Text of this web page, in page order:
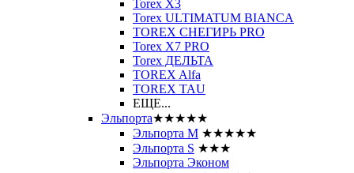
Torex Х3
Torex ULTIMATUM BIANCA
TOREX СНЕГИРЬ PRO
Torex X7 PRO
Torex ДЕЛЬТА
TOREX Alfa
TOREX TAU
ЕЩЕ...
Эльпорта★★★★★
Эльпорта M ★★★★★
Эльпорта S ★★★
Эльпорта Эконом